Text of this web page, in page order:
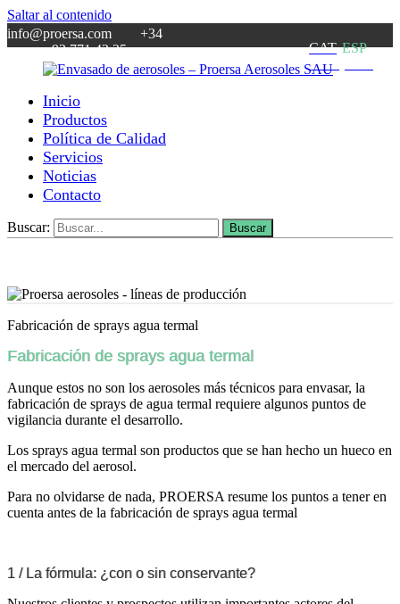
Saltar al contenido
info@proersa.com +34
93 771 42 25
CAT ESP
ENG
Envasado
aerosoles
Proersa
Aerosoles
Fabricante
aerosoles
desde
1969
Inicio
Productos
Política de Calidad
Servicios
Noticias
Contacto
Buscar: Buscar
Fabricación de sprays agua termal
Fabricación de sprays agua termal
Aunque estos no son los aerosoles más técnicos para envasar, la
fabricación de sprays de agua termal requiere algunos puntos de
vigilancia durante el desarrollo.
Los sprays agua termal son productos que se han hecho un hueco en
el mercado del aerosol.
Para no olvidarse de nada, PROERSA resume los puntos a tener en
cuenta antes de la fabricación de sprays agua termal
1 / La fórmula: ¿con o sin conservante?